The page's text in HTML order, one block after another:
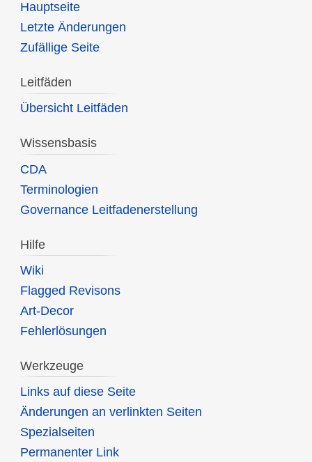
Hauptseite
Letzte Änderungen
Zufällige Seite
Leitfäden
Übersicht Leitfäden
Wissensbasis
CDA
Terminologien
Governance Leitfadenerstellung
Hilfe
Wiki
Flagged Revisons
Art-Decor
Fehlerlösungen
Werkzeuge
Links auf diese Seite
Änderungen an verlinkten Seiten
Spezialseiten
Permanenter Link